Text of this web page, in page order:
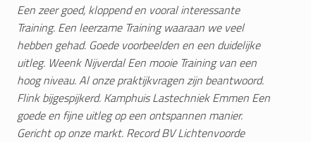
Een zeer goed, kloppend en vooral interessante
Training. Een leerzame Training waaraan we veel
hebben gehad. Goede voorbeelden en een duidelijke
uitleg. Weenk Nijverdal Een mooie Training van een
hoog niveau. Al onze praktijkvragen zijn beantwoord.
Flink bijgespijkerd. Kamphuis Lastechniek Emmen Een
goede en fijne uitleg op een ontspannen manier.
Gericht op onze markt. Record BV Lichtenvoorde